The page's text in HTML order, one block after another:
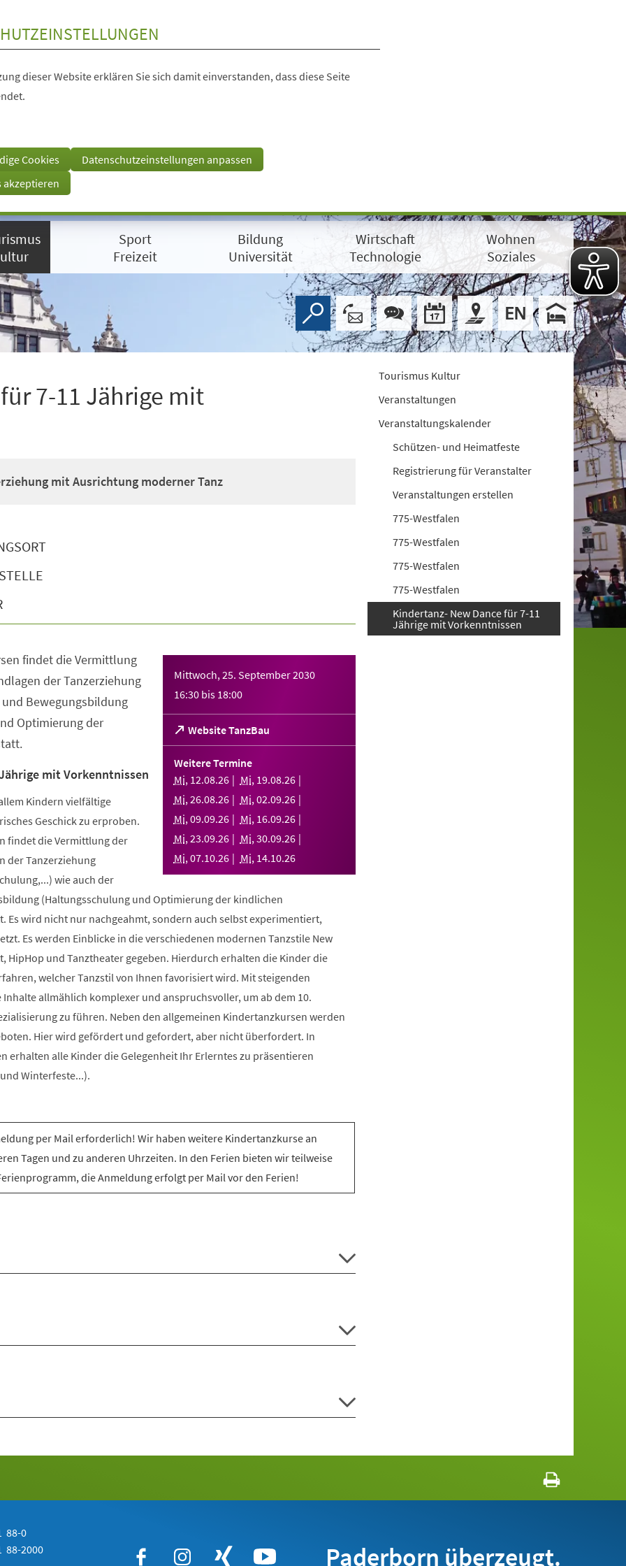
dieser Website erklären Sie sich damit einverstanden, dass diese Seite
Cookies
Datenschutzeinstellungen anpassen
akzeptieren
Sport
Freizeit
Bildung
Universität
Wirtschaft
Technologie
Wohnen
Soziales
7-11 Jährige mit
mit Ausrichtung moderner Tanz
Mittwoch, 25. September 2030
16:30 bis 18:00
Website TanzBau
(Öffnet
in
einem
neuen
Tab)
Weitere Termine
Mi, 12.08.26 Mi, 19.08.26
Mi,26.08.26 Mi,02.09.26
Mi,09.09.26 Mi, 16.09.26
Mi,23.09.26 Mi,30.09.26
Mi,07.10.26 Mi, 14.10.26
findet die Vermittlung
der Tanzerziehung
Bewegungsbildung
Optimierung der
mit Vorkenntnissen
Kindern vielfältige
Geschick zu erproben.
findet die Vermittlung der
der Tanzerziehung
wie auch der
(Haltungsschulung und Optimierung der kindlichen
Es wird nicht nur nachgeahmt, sondern auch selbst experimentiert,
Es werden Einblicke in die verschiedenen modernen Tanzstile New
HipHop und Tanztheater gegeben. Hierdurch erhalten die Kinder die
welcher Tanzstil von Ihnen favorisiert wird. Mit steigenden
allmählich komplexer und anspruchsvoller, um ab dem 10.
zu führen. Neben den allgemeinen Kindertanzkursen werden
Hier wird gefördert und gefordert, aber nicht überfordert. In
erhalten alle Kinder die Gelegenheit Ihr Erlerntes zu präsentieren
Winterfeste...).
per Mail erforderlich! Wir haben weitere Kindertanzkurse an
Tagen und zu anderen Uhrzeiten. In den Ferien bieten wir teilweise
die Anmeldung erfolgt per Mail vor den Ferien!
Tourismus Kultur
Veranstaltungen
Veranstaltungskalender
Schützen- und Heimatfeste
Registrierung für Veranstalter
Veranstaltungen erstellen
775-Westfalen
775-Westfalen
775-Westfalen
775-Westfalen
Kindertanz- New Dance für 7-11
Jährige mit Vorkenntnissen
88-0
88-2000 Paderborn überzeugt.